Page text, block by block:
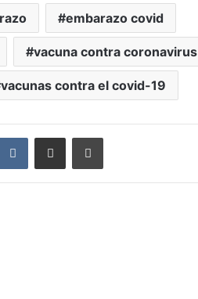
embarazo covid
vacuna contra coronavirus
vacunas contra el covid-19
VKontakte
Compartir por mail Imprimir